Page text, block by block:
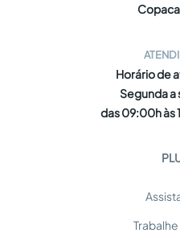
Horário de
Segunda
das 09:00h às